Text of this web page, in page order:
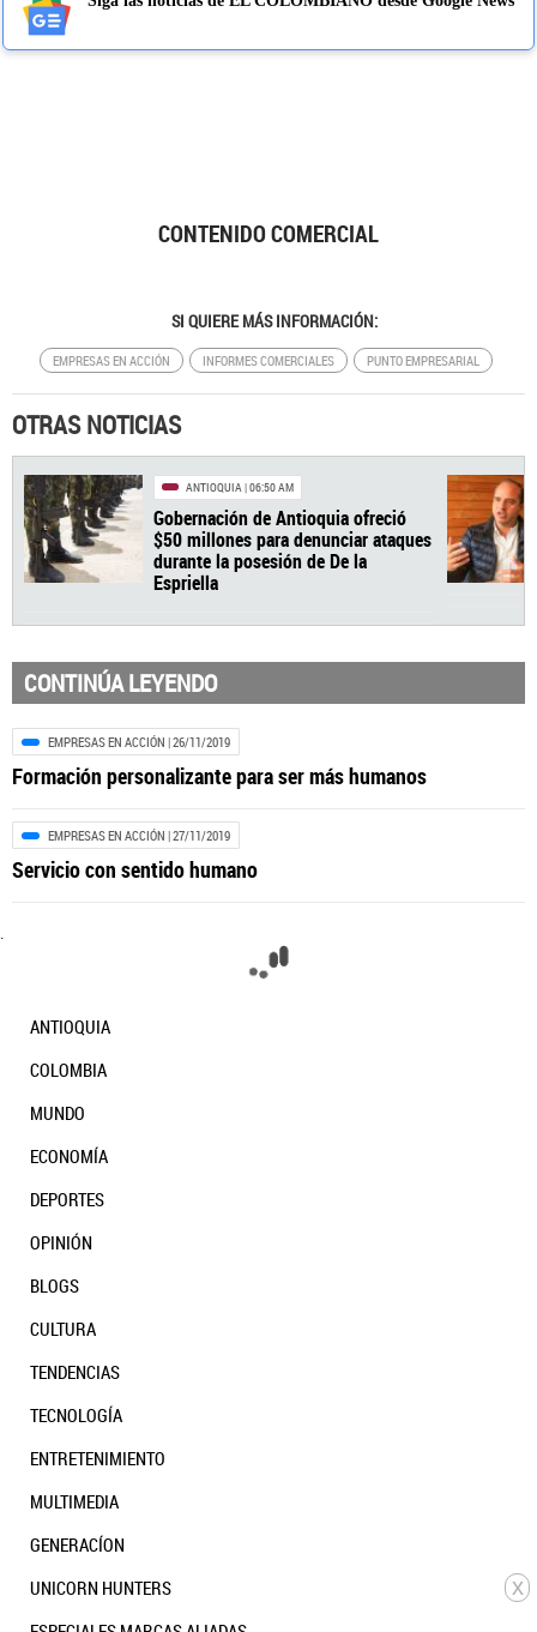
x
CONTENIDO COMERCIAL
SI QUIERE MÁS INFORMACIÓN:
EMPRESAS EN ACCIÓN INFORMES COMERCIALES PUNTO EMPRESARIAL
OTRAS NOTICIAS
CONTINÚA LEYENDO
EMPRESAS EN ACCIÓN | 26/11/2019
Formación personalizante para ser más humanos
EMPRESAS EN ACCIÓN | 27/11/2019
Servicio con sentido humano
.
ANTIOQUIA
COLOMBIA
MUNDO
ECONOMÍA
DEPORTES
OPINIÓN
BLOGS
CULTURA
TENDENCIAS
TECNOLOGÍA
ENTRETENIMIENTO
MULTIMEDIA
GENERACÍON
UNICORN HUNTERS